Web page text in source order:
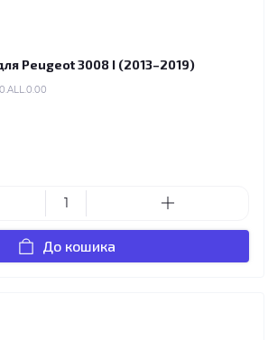
Peugeot 3008 I (2013–2019)
До кошика